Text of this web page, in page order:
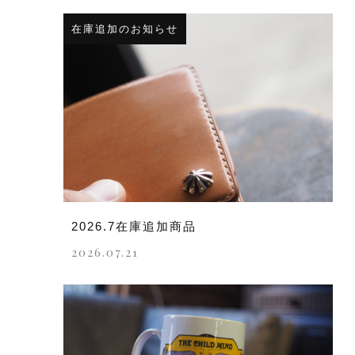
在庫追加のお知らせ
2026.7在庫追加商品
2026.07.21